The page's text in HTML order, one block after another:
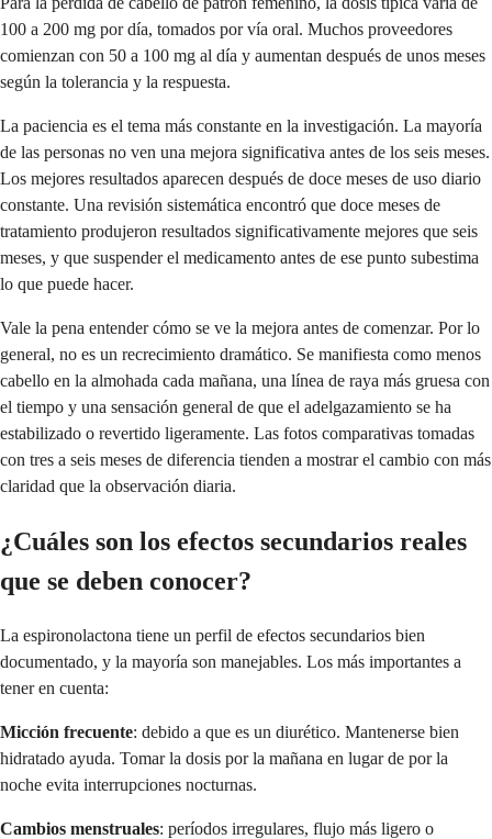
100 a 200 mg por día, tomados por vía oral. Muchos proveedores
comienzan con 50 a 100 mg al día y aumentan después de unos meses
según la tolerancia y la respuesta.
La paciencia es el tema más constante en la investigación. La mayoría
de las personas no ven una mejora significativa antes de los seis meses.
Los mejores resultados aparecen después de doce meses de uso diario
constante. Una revisión sistemática encontró que doce meses de
tratamiento produjeron resultados significativamente mejores que seis
meses, y que suspender el medicamento antes de ese punto subestima
lo que puede hacer.
Vale la pena entender cómo se ve la mejora antes de comenzar. Por lo
general, no es un recrecimiento dramático. Se manifiesta como menos
cabello en la almohada cada mañana, una línea de raya más gruesa con
el tiempo y una sensación general de que el adelgazamiento se ha
estabilizado o revertido ligeramente. Las fotos comparativas tomadas
con tres a seis meses de diferencia tienden a mostrar el cambio con más
claridad que la observación diaria.
¿Cuáles son los efectos secundarios reales
que se deben conocer?
La espironolactona tiene un perfil de efectos secundarios bien
documentado, y la mayoría son manejables. Los más importantes a
tener en cuenta:
Micción frecuente: debido a que es un diurético. Mantenerse bien
hidratado ayuda. Tomar la dosis por la mañana en lugar de por la
noche evita interrupciones nocturnas.
Cambios menstruales: períodos irregulares, flujo más ligero o